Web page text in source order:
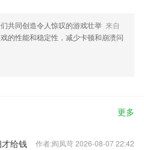
共同创造令人惊叹的游戏壮举 来自
的性能和稳定性，减少卡顿和崩溃问
更多
给钱 作者:阎凤苛 2026-08-07 22:42